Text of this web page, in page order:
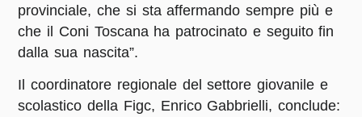
provinciale, che si sta affermando sempre più e
che il Coni Toscana ha patrocinato e seguito fin
dalla sua nascita”.
Il coordinatore regionale del settore giovanile e
scolastico della Figc, Enrico Gabbrielli, conclude: